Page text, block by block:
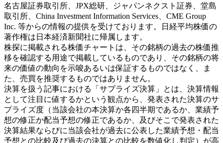
名古屋証券取引所、JPX総研、ジャパンネクスト証券、堂島
取引所、China Investment Information Services、CME Group
Inc. 等からの情報の提供を受けております。日経平均株価の
著作権は日本経済新聞社に帰属します。
株探に掲載される株価チャートは、その銘柄の過去の株価推
移を確認する用途で掲載しているものであり、その銘柄の将
来の価値の動向を示唆あるいは保証するものではなく、ま
た、売買を推奨するものではありません。
決算を扱う記事における「サプライズ決算」とは、決算情報
として注目に値するかという観点から、発表された決算のサ
プライズ度（当該会社の本決算か各四半期であるか、業績予
想の修正か配当予想の修正であるか、及びそこで発表された
決算結果ならびに当該会社が過去に公表した業績予想・配当
予想との比較及び過去の決算との比較を数値化し判定）が高